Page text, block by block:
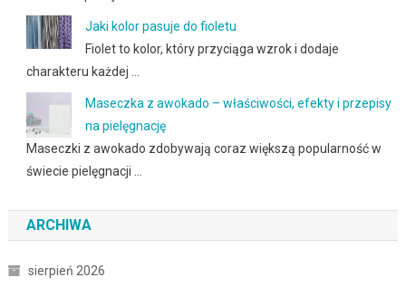
Jaki kolor pasuje do fioletu
Fiolet to kolor, który przyciąga wzrok i dodaje
charakteru każdej …
Maseczka z awokado – właściwości, efekty i przepisy
na pielęgnację
Maseczki z awokado zdobywają coraz większą popularność w
świecie pielęgnacji …
ARCHIWA
sierpień 2026